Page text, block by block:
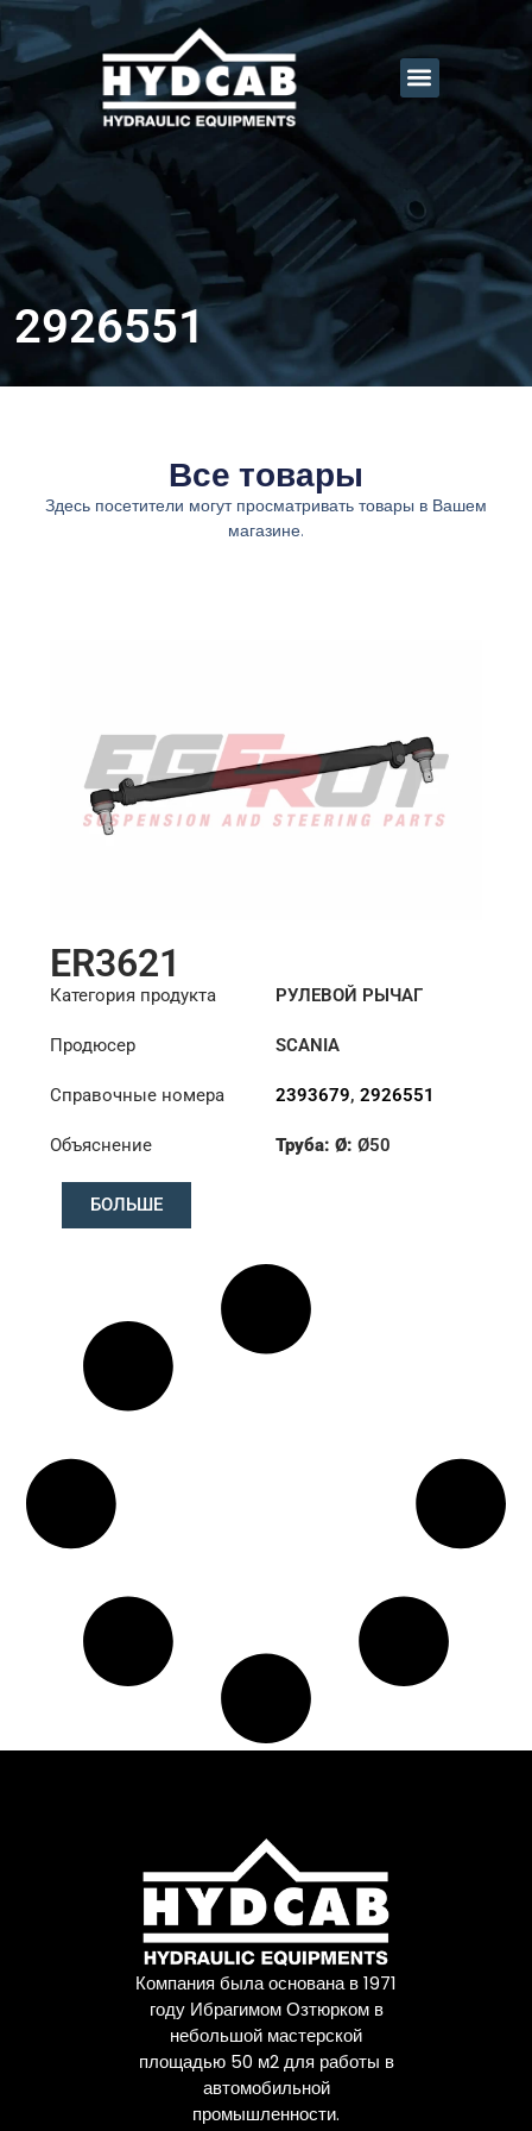
2926551
Все товары
Здесь посетители могут просматривать товары в Вашем
магазине.
ER3621
Категория продукта РУЛЕВОЙ РЫЧАГ
Продюсер SCANIA
Справочные номера 2393679,2926551
Объяснение Труба: Ø:Ø50
БОЛЬШЕ
Компания была основана в 1971
году Ибрагимом Озтюрком в
небольшой мастерской
площадью 50 м2 для работы в
автомобильной
промышленности.